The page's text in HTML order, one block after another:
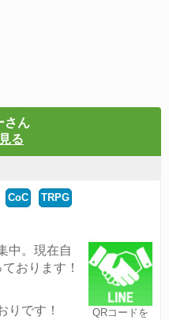
さん
る
CoC TRPG
QRコードを
中。現在自
おります！
りです！